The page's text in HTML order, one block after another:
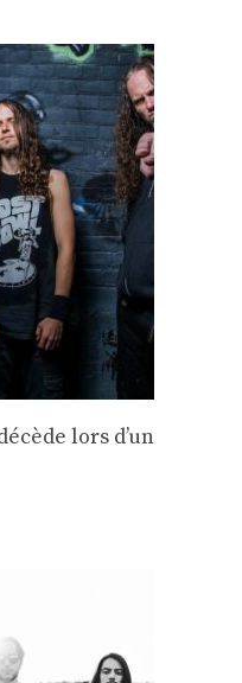
lors d’un